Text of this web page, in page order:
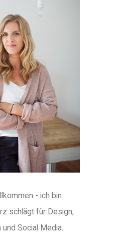
- ich bin
schlägt für Design,
Social Media.